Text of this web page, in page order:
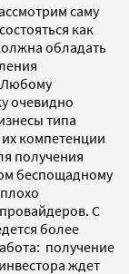
саму
как
обладать
очевидно
типа
компетенции
получения
беспощадному
С
более
получение
ждет